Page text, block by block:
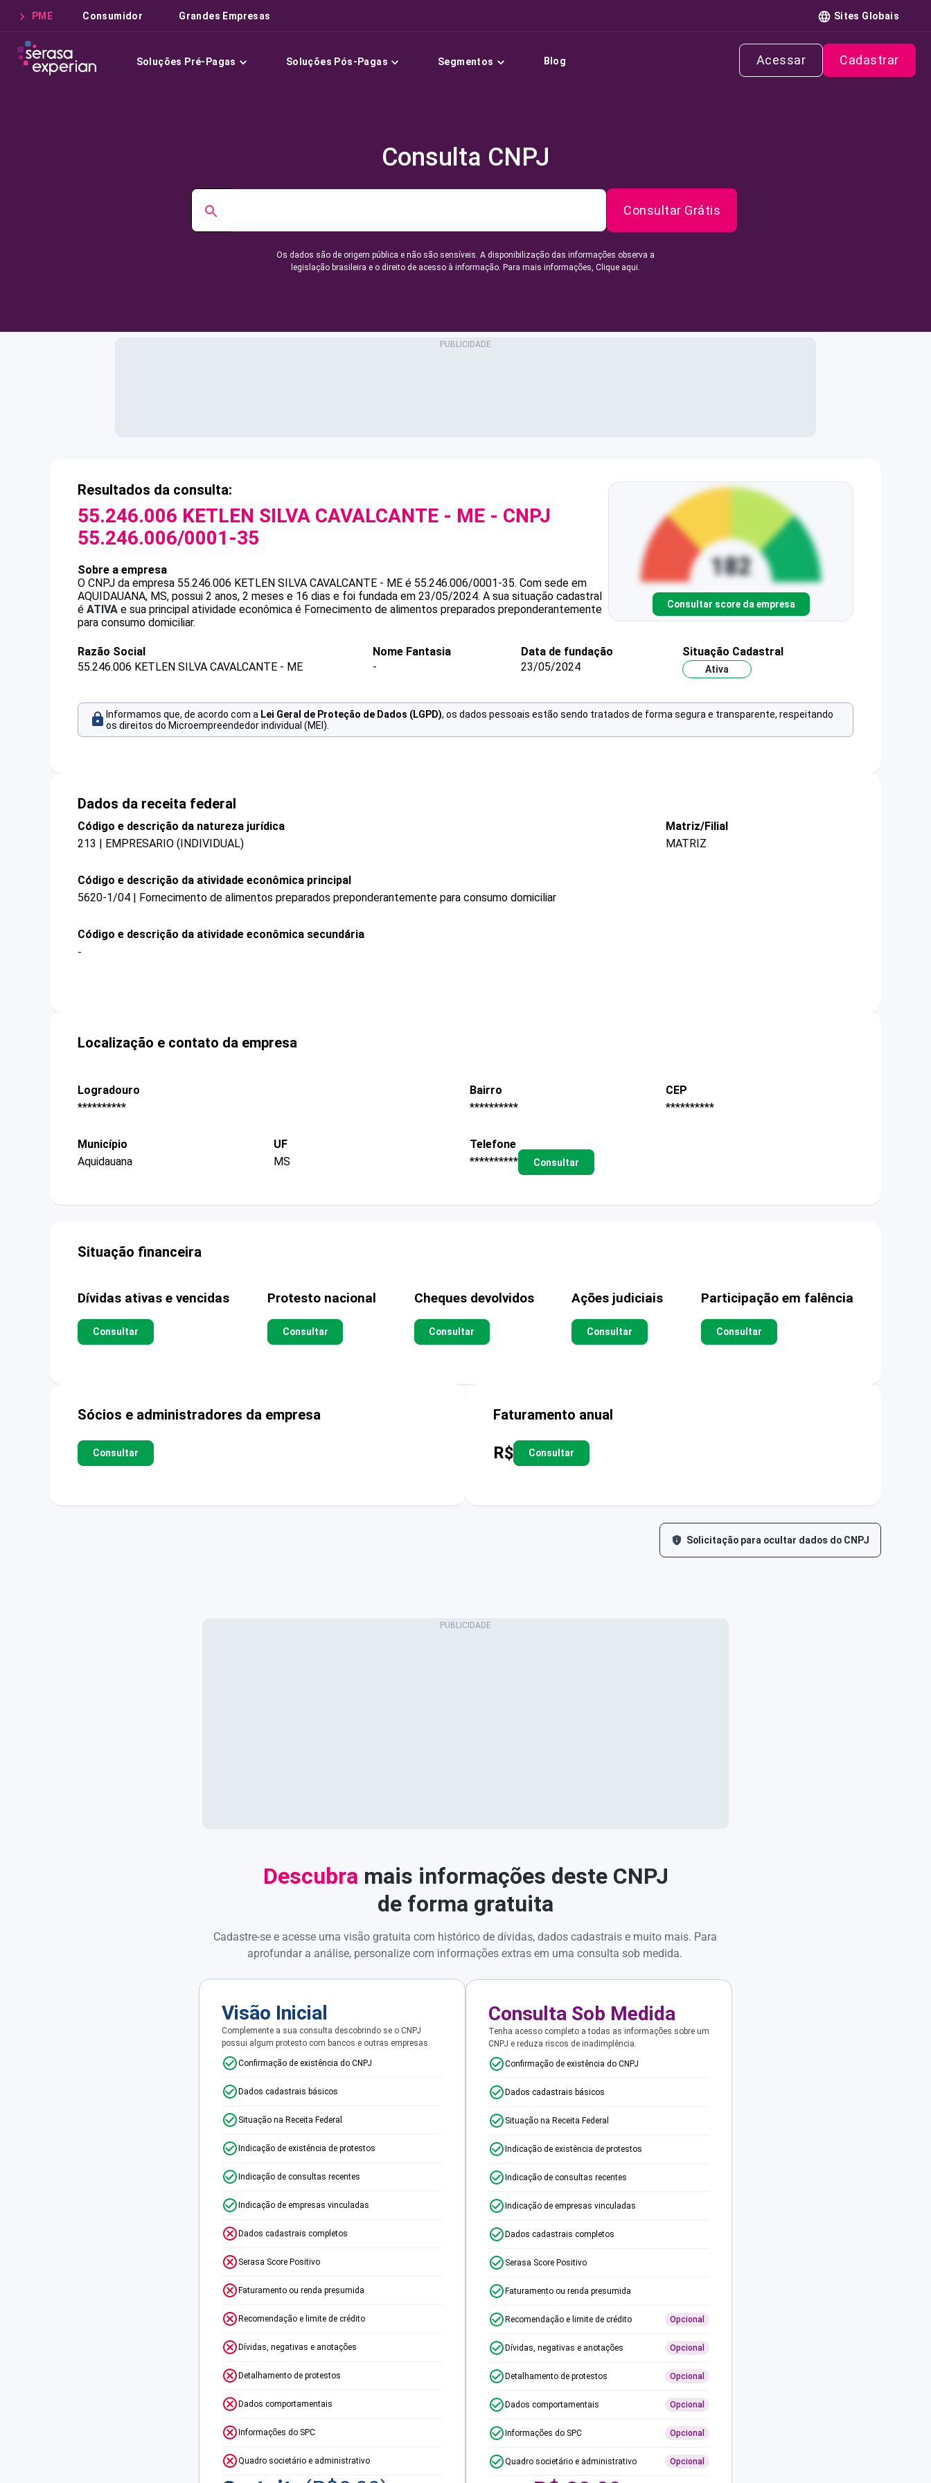
PME Consumidor Grandes Empresas Sites Globais
Soluções Pré-Pagas Soluções Pós-Pagas Segmentos Blog Acessar Cadastrar
Consulta CNPJ
Consultar Grátis
Os dados são de origem pública e não são sensíveis. A disponibilização das informações observa a
legislação brasileira e o direito de acesso à informação. Para mais informações, Clique aqui.
Resultados da consulta:
55.246.006 KETLEN SILVA CAVALCANTE - ME - CNPJ
55.246.006/0001-35
Sobre a empresa
O CNPJ da empresa 55.246.006 KETLEN SILVA CAVALCANTE - ME é 55.246.006/0001-35. Com sede em
AQUIDAUANA, MS, possui 2 anos, 2 meses e 16 dias e foi fundada em 23/05/2024. A sua situação cadastral
é ATIVA e sua principal atividade econômica é Fornecimento de alimentos preparados preponderantemente
para consumo domiciliar.
Consultar score da empresa
Razão Social
55.246.006 KETLEN SILVA CAVALCANTE - ME
Nome Fantasia
-
Data de fundação
23/05/2024
Situação Cadastral
Ativa
Informamos que, de acordo com a Lei Geral de Proteção de Dados (LGPD), os dados pessoais estão sendo tratados de forma segura e transparente, respeitando
os direitos do Microempreendedor individual (MEI).
Dados da receita federal
Código e descrição da natureza jurídica
213 | EMPRESARIO (INDIVIDUAL)
Matriz/Filial
MATRIZ
Código e descrição da atividade econômica principal
5620-1/04 | Fornecimento de alimentos preparados preponderantemente para consumo domiciliar
Código e descrição da atividade econômica secundária
-
Localização e contato da empresa
Logradouro
**********
Bairro
**********
CEP
**********
Município
Aquidauana
UF
MS
Telefone
**********
Consultar
Situação financeira
Dívidas ativas e vencidas
Consultar
Protesto nacional
Consultar
Cheques devolvidos
Consultar
Ações judiciais
Consultar
Participação em falência
Consultar
Sócios e administradores da empresa
Consultar
Faturamento anual
R$ Consultar
Solicitação para ocultar dados do CNPJ
Descubra mais informações deste CNPJ
de forma gratuita
Cadastre-se e acesse uma visão gratuita com histórico de dívidas, dados cadastrais e muito mais. Para
aprofundar a análise, personalize com informações extras em uma consulta sob medida.
Visão Inicial
Complemente a sua consulta descobrindo se o CNPJ
possui algum protesto com bancos e outras empresas.
Confirmação de existência do CNPJ
Dados cadastrais básicos
Situação na Receita Federal
Indicação de existência de protestos
Indicação de consultas recentes
Indicação de empresas vinculadas
Dados cadastrais completos
Serasa Score Positivo
Faturamento ou renda presumida
Recomendação e limite de crédito
Dívidas, negativas e anotações
Detalhamento de protestos
Dados comportamentais
Informações do SPC
Quadro societário e administrativo
Consulta Sob Medida
Tenha acesso completo a todas as informações sobre um
CNPJ e reduza riscos de inadimplência.
Confirmação de existência do CNPJ
Dados cadastrais básicos
Situação na Receita Federal
Indicação de existência de protestos
Indicação de consultas recentes
Indicação de empresas vinculadas
Dados cadastrais completos
Serasa Score Positivo
Faturamento ou renda presumida
Recomendação e limite de crédito Opcional
Dívidas, negativas e anotações Opcional
Detalhamento de protestos Opcional
Dados comportamentais Opcional
Informações do SPC Opcional
Quadro societário e administrativo Opcional